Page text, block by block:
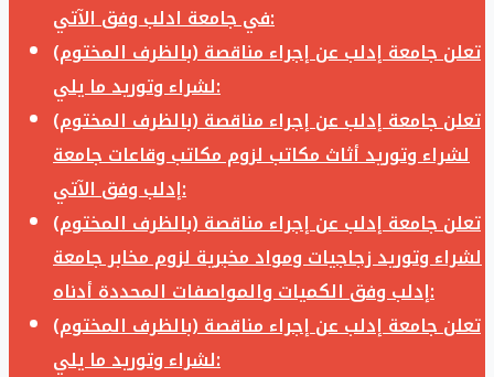
في جامعة ادلب وفق الآتي:
تعلن جامعة إدلب عن إجراء مناقصة (بالظرف المختوم)
لشراء وتوريد ما يلي:
تعلن جامعة إدلب عن إجراء مناقصة (بالظرف المختوم)
لشراء وتوريد أثاث مكاتب لزوم مكاتب وقاعات جامعة
إدلب وفق الآتي:
تعلن جامعة إدلب عن إجراء مناقصة (بالظرف المختوم)
لشراء وتوريد زجاجيات ومواد مخبرية لزوم مخابر جامعة
إدلب وفق الكميات والمواصفات المحددة أدناه:
تعلن جامعة إدلب عن إجراء مناقصة (بالظرف المختوم)
لشراء وتوريد ما يلي: